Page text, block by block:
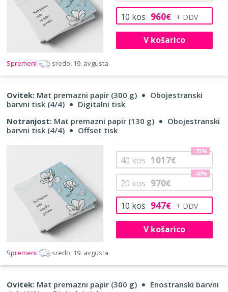
10 kos 960€
V košarico
Spremeni sredo, 19. avgusta
Ovitek: Mat premazni papir (300 g)
Obojestranski
barvni tisk (4/4)
Digitalni tisk
Notranjost: Mat premazni papir (130 g)
Obojestranski
barvni tisk (4/4)
Offset tisk
10 kos 947€
20 kos 970€
-48%
40 kos 1017€
-73%
V košarico
Spremeni sredo, 19. avgusta
Ovitek: Mat premazni papir (300 g)
Enostranski barvni